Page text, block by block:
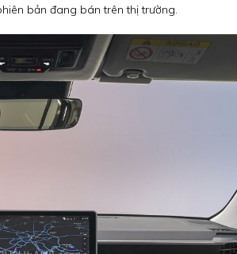
bản đang bán trên thị trường.